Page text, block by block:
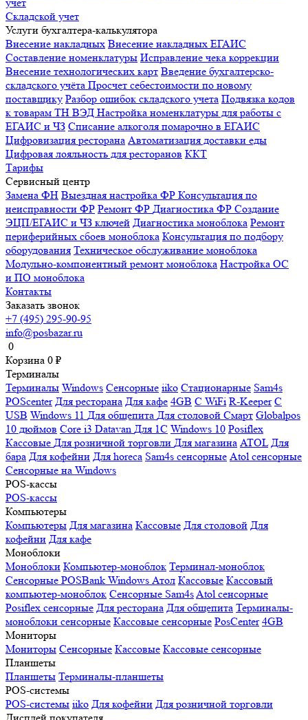
Складской учет
Услуги бухгалтера-калькулятора
Внесение накладных Внесение накладных ЕГАИС
Составление номенклатуры Исправление чека коррекции
Внесение технологических карт Введение бухгалтерско-
складского учёта Просчет себестоимости по новому
поставщику Разбор ошибок складского учета Подвязка кодов
к товарам ТН ВЭД Настройка номенклатуры для работы с
ЕГАИС и ЧЗ Списание алкоголя помарочно в ЕГАИС
Цифровизация ресторана Автоматизация доставки еды
Цифровая лояльность для ресторанов ККТ
Тарифы
Сервисный центр
Замена ФН Выездная настройка ФР Консультация по
неисправности ФР Ремонт ФР Диагностика ФР Создание
ЭЦП/ЕГАИС и ЧЗ ключей Диагностика моноблока Ремонт
периферийных сбоев моноблока Консультация по подбору
оборудования Техническое обслуживание моноблока
Модульно-компонентный ремонт моноблока Настройка ОС
и ПО моноблока
Контакты
Заказать звонок
+7 (495) 295-90-95
info@posbazar.ru
0
Корзина 0 ₽
Терминалы
Терминалы Windows Сенсорные iiko Стационарные Sam4s
POScenter Для ресторана Для кафе 4GB С WiFi R-Keeper С
USB Windows 11 Для общепита Для столовой Смарт Globalpos
10 дюймов Core i3 Datavan Для 1С Windows 10 Posiflex
Кассовые Для розничной торговли Для магазина ATOL Для
бара Для кофейни Для horeca Sam4s сенсорные Atol сенсорные
Сенсорные на Windows
POS-кассы
POS-кассы
Компьютеры
Компьютеры Для магазина Кассовые Для столовой Для
кофейни Для кафе
Моноблоки
Моноблоки Компьютер-моноблок Терминал-моноблок
Сенсорные POSBank Windows Атол Кассовые Кассовый
компьютер-моноблок Сенсорные Sam4sAtol сенсорные
Posiflex сенсорные Для ресторана Для общепита Терминалы-
моноблоки сенсорные Кассовые сенсорные PosCenter 4GB
Мониторы
Мониторы Сенсорные Кассовые Кассовые сенсорные
Планшеты
Планшеты Терминалы-планшеты
POS-системы
POS-системы iiko Для кофейни Для розничной торговли